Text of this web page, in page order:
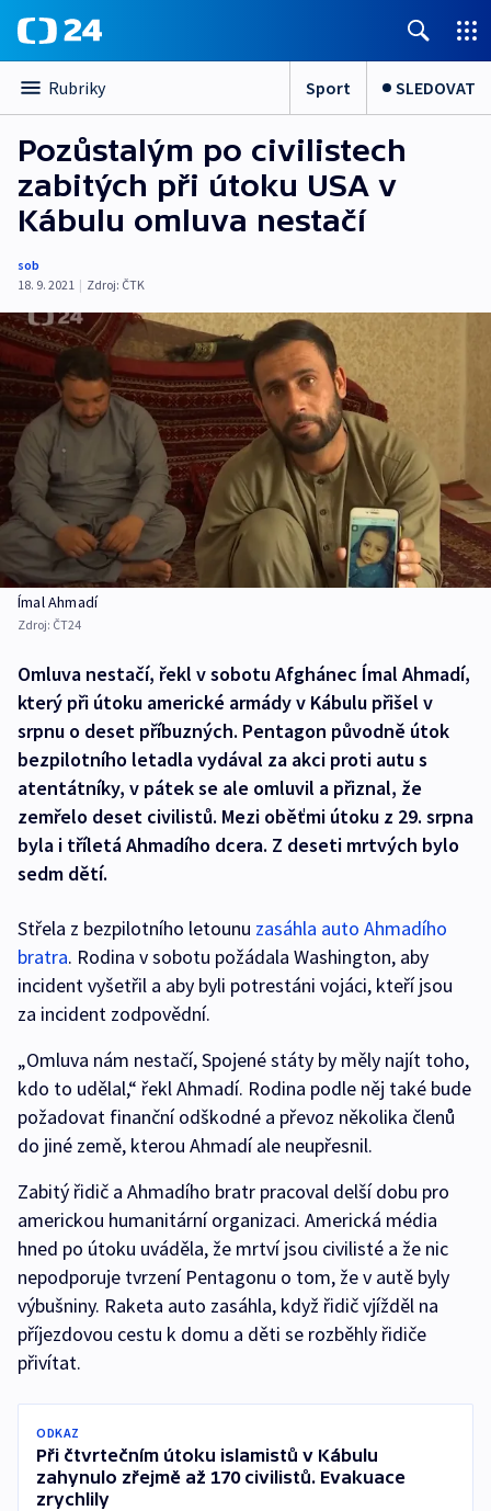
Rubriky Sport SLEDOVAT
Pozůstalým po civilistech
zabitých při útoku USA v
Kábulu omluva nestačí
sob
18. 9. 2021 | Zdroj: ČTK
Ímal Ahmadí
Zdroj: ČT24
Omluva nestačí, řekl v sobotu Afghánec Ímal Ahmadí,
který při útoku americké armády v Kábulu přišel v
srpnu o deset příbuzných. Pentagon původně útok
bezpilotního letadla vydával za akci proti autu s
atentátníky, v pátek se ale omluvil a přiznal, že
zemřelo deset civilistů. Mezi oběťmi útoku z 29. srpna
byla i tříletá Ahmadího dcera. Z deseti mrtvých bylo
sedm dětí.
Střela z bezpilotního letounu zasáhla auto Ahmadího
bratra. Rodina v sobotu požádala Washington, aby
incident vyšetřil a aby byli potrestáni vojáci, kteří jsou
za incident zodpovědní.
„Omluva nám nestačí, Spojené státy by měly najít toho,
kdo to udělal,“ řekl Ahmadí. Rodina podle něj také bude
požadovat finanční odškodné a převoz několika členů
do jiné země, kterou Ahmadí ale neupřesnil.
Zabitý řidič a Ahmadího bratr pracoval delší dobu pro
americkou humanitární organizaci. Americká média
hned po útoku uváděla, že mrtví jsou civilisté a že nic
nepodporuje tvrzení Pentagonu o tom, že v autě byly
výbušniny. Raketa auto zasáhla, když řidič vjížděl na
příjezdovou cestu k domu a děti se rozběhly řidiče
přivítat.
ODKAZ
Při čtvrtečním útoku islamistů v Kábulu
zahynulo zřejmě až 170 civilistů. Evakuace
zrychlily